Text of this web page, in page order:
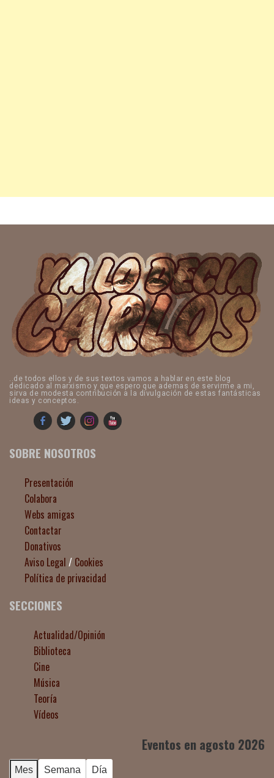
..de todos ellos y de sus textos vamos a hablar en este blog
dedicado al marxismo y que espero que ademas de servirme a mi,
sirva de modesta contribución a la divulgación de estas fantásticas
ideas y conceptos.
SOBRE NOSOTROS
Presentación
Colabora
Webs amigas
Contactar
Donativos
Aviso Legal / Cookies
Política de privacidad
SECCIONES
Actualidad/Opinión
Biblioteca
Cine
Música
Teoría
Vídeos
Eventos en agosto 2026
Mes Semana Día